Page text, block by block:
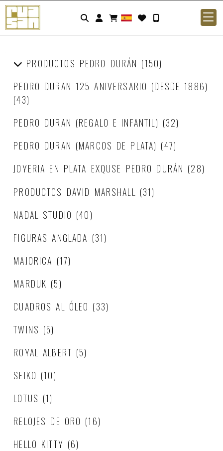
Identifícate
PRODUCTOS PEDRO DURÁN (150)
PEDRO DURAN 125 ANIVERSARIO (DESDE 1886)
(43)
PEDRO DURAN (REGALO E INFANTIL) (32)
PEDRO DURAN (MARCOS DE PLATA) (47)
JOYERIA EN PLATA EXQUSE PEDRO DURÁN (28)
PRODUCTOS DAVID MARSHALL (31)
NADAL STUDIO (40)
FIGURAS ANGLADA (31)
MAJORICA (17)
MARDUK (5)
CUADROS AL ÓLEO (33)
TWINS (5)
ROYAL ALBERT (5)
SEIKO (10)
LOTUS (1)
RELOJES DE ORO (16)
HELLO KITTY (6)